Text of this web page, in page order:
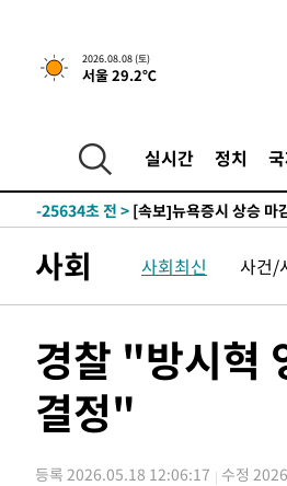
2026.08.08 (토)
서울 29.2℃
실시간 정치
-25634초 전 > [속보]뉴욕증시 상승
사회 사회최신 사건/
경찰 "방시혁
결정"
등록 2026.05.18 12:06:17 수정